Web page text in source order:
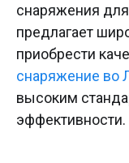
снаряжения для
предлагает
приобрести
снаряжение во
высоким
эффективности.